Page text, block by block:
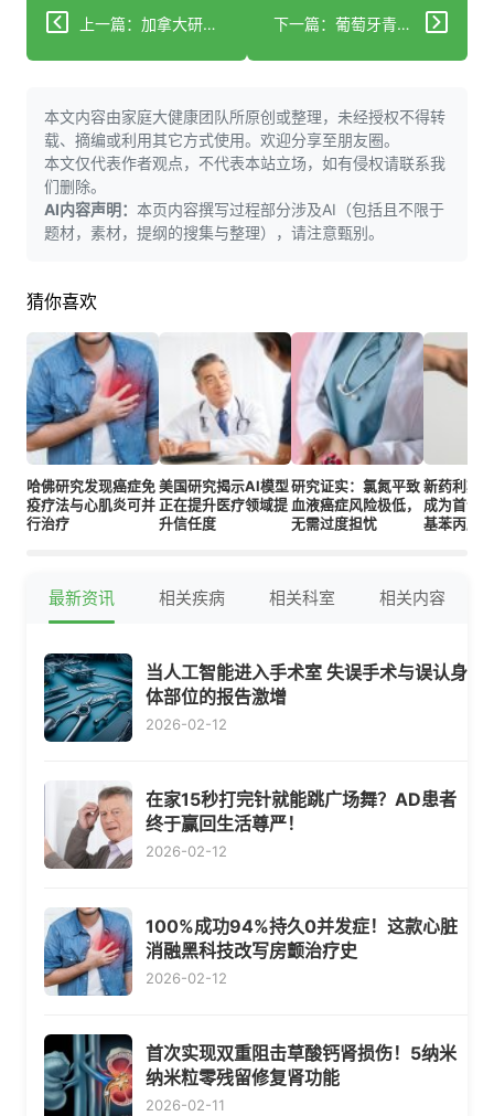
上一篇：加拿大研究者发现膝盖嘎吱声大多无害，不必过度担忧骨关节炎风险 下一篇：葡萄牙青少年超重和幸福感关联研究
本文内容由家庭大健康团队所原创或整理，未经授权不得转
载、摘编或利用其它方式使用。欢迎分享至朋友圈。
本文仅代表作者观点，不代表本站立场，如有侵权请联系我
们删除。
AI内容声明： 本页内容撰写过程部分涉及AI（包括且不限于
题材，素材，提纲的搜集与整理），请注意甄别。
猜你喜欢
哈佛研究发现癌症免
疫疗法与心肌炎可并
行治疗
美国研究揭示AI模型
正在提升医疗领域提
升信任度
研究证实：氯氮平致
血液癌症风险极低，
无需过度担忧
新药利斯
成为首个
基苯丙胺
最新资讯 相关疾病 相关科室 相关内容
当人工智能进入手术室 失误手术与误认身
体部位的报告激增
2026-02-12
在家15秒打完针就能跳广场舞？AD患者
终于赢回生活尊严！
2026-02-12
100%成功94%持久0并发症！这款心脏
消融黑科技改写房颤治疗史
2026-02-12
首次实现双重阻击草酸钙肾损伤！5纳米
纳米粒零残留修复肾功能
2026-02-11